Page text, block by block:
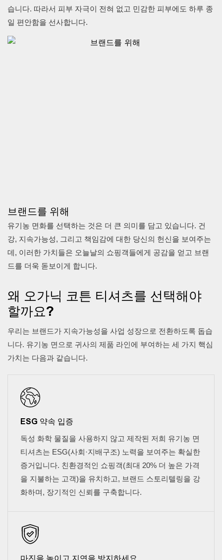
습니다. 따라서 피부 자극이 전혀 없고 민감한 피부에도 하루 종
일 편안함을 선사합니다.
브랜드를 위해
유기농 면화를 선택하는 것은 더 큰 의미를 담고 있습니다. 건
강, 지속가능성, 그리고 책임감에 대한 당신의 헌신을 보여주는
데, 이러한 가치들은 오늘날의 쇼핑객들에게 공감을 얻고 브랜
드를 더욱 돋보이게 합니다.
왜 오가닉 코튼 티셔츠를 선택해야
할까요?
우리는 브랜드가 지속가능성을 사업 성장으로 전환하도록 돕습
니다. 유기농 면으로 귀사의 제품 라인에 부여하는 세 가지 핵심
가치는 다음과 같습니다.
ESG 약속 입증
독성 화학 물질을 사용하지 않고 제작된 저희 유기농 면
티셔츠는 ESG(사회·지배구조) 노력을 보여주는 확실한
증거입니다. 친환경적인 쇼핑객(최대 20% 더 높은 가격
을 지불하는 고객)을 유치하고, 브랜드 스토리텔링을 강
화하며, 장기적인 신뢰를 구축합니다.